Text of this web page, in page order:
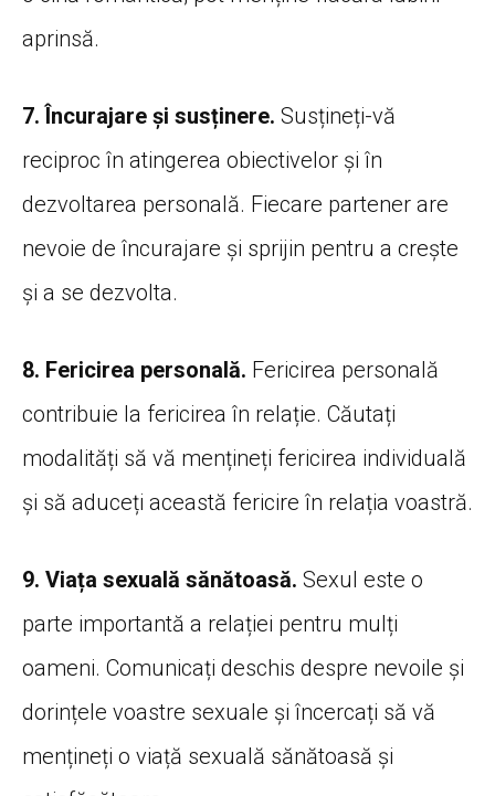
aprinsă.
7. Încurajare și susținere. Susțineți-vă
reciproc în atingerea obiectivelor și în
dezvoltarea personală. Fiecare partener are
nevoie de încurajare și sprijin pentru a crește
și a se dezvolta.
8. Fericirea personală. Fericirea personală
contribuie la fericirea în relație. Căutați
modalități să vă mențineți fericirea individuală
și să aduceți această fericire în relația voastră.
9. Viața sexuală sănătoasă. Sexul este o
parte importantă a relației pentru mulți
oameni. Comunicați deschis despre nevoile și
dorințele voastre sexuale și încercați să vă
mențineți o viață sexuală sănătoasă și